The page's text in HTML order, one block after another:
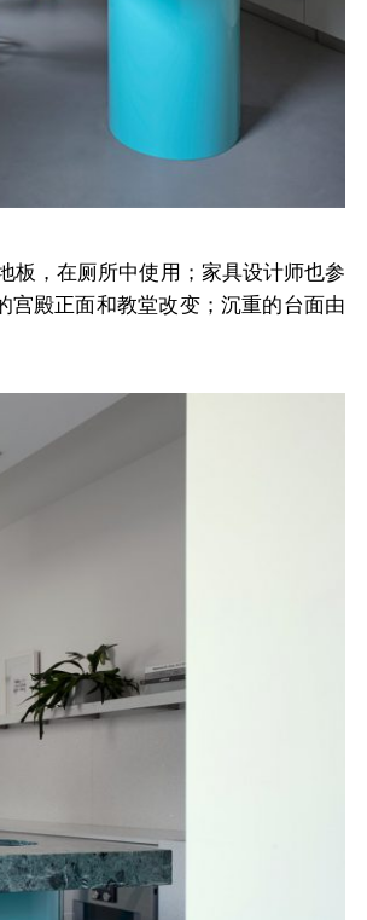
板，在厕所中使用；家具设计师也参
殿正面和教堂改变；沉重的台面由